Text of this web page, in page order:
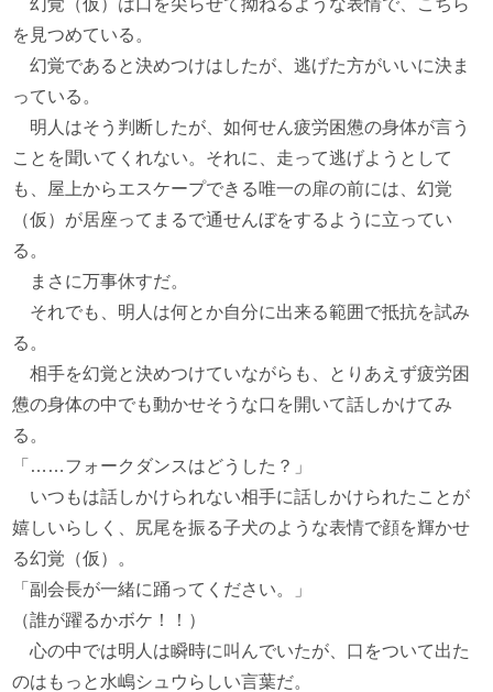
幻覚（仮）は口を尖らせて拗ねるような表情で、こちら
を見つめている。
幻覚であると決めつけはしたが、逃げた方がいいに決ま
っている。
明人はそう判断したが、如何せん疲労困憊の身体が言う
ことを聞いてくれない。それに、走って逃げようとして
も、屋上からエスケープできる唯一の扉の前には、幻覚
（仮）が居座ってまるで通せんぼをするように立ってい
る。
まさに万事休すだ。
それでも、明人は何とか自分に出来る範囲で抵抗を試み
る。
相手を幻覚と決めつけていながらも、とりあえず疲労困
憊の身体の中でも動かせそうな口を開いて話しかけてみ
る。
「……フォークダンスはどうした？」
いつもは話しかけられない相手に話しかけられたことが
嬉しいらしく、尻尾を振る子犬のような表情で顔を輝かせ
る幻覚（仮）。
「副会長が一緒に踊ってください。」
（誰が躍るかボケ！！）
心の中では明人は瞬時に叫んでいたが、口をついて出た
のはもっと水嶋シュウらしい言葉だ。